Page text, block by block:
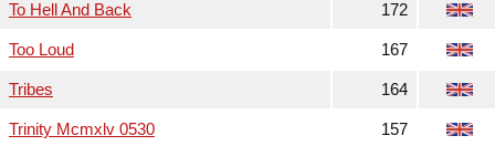
To Hell And Back 172
Too Loud 167
Tribes 164
Trinity Mcmxlv 0530 157